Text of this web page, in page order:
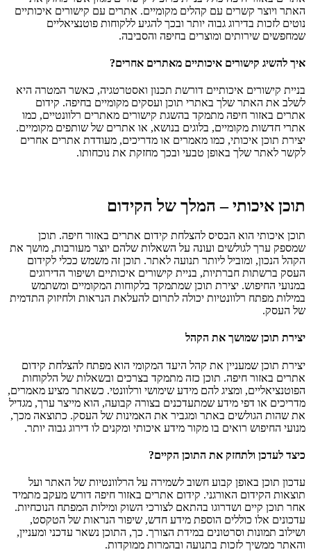
האתר ויוצר קשרים עם קהלים מקומיים. אתרים עם קישורים איכותיים
נוטים לזכות בדירוג גבוה יותר ובכך להגיע ללקוחות פוטנציאליים
שמחפשים שירותים ומוצרים בחיפה והסביבה.
איך להשיג קישורים איכותיים מאתרים אחרים?
בניית קישורים איכותיים דורשת תכנון ואסטרטגיה, כאשר המטרה היא
לשלב את האתר שלך באתרי תוכן ועסקים מקומיים בחיפה. קידום
אתרים באזור חיפה מתמקד בהשגת קישורים מאתרים רלוונטיים, כמו
אתרי חדשות מקומיים, בלוגים בנושא, או אתרים של שותפים מקומיים.
יצירת תוכן איכותי, כמו מאמרים או מדריכים, מעודדת אתרים אחרים
לקשר לאתר שלך באופן טבעי ובכך מחזקת את נוכחותו.
תוכן איכותי – המלך של הקידום
תוכן איכותי הוא הבסיס להצלחת קידום אתרים באזור חיפה. תוכן
שמספק ערך לגולשים ועונה על השאלות שלהם יוצר מעורבות, מושך את
הקהל הנכון, ומוביל ליותר תנועה לאתר. תוכן זה משמש ככלי לקידום
העסק ברשתות חברתיות, בניית קישורים איכותיים ושיפור הדירוגים
במנועי החיפוש. יצירת תוכן שמתמקד בלקוחות המקומיים ומשתמש
במילות מפתח רלוונטיות יכולה לתרום להעלאת הנראות ולחיזוק התדמית
של העסק.
יצירת תוכן שמושך את הקהל
יצירת תוכן שמעניין את קהל היעד המקומי הוא מפתח להצלחת קידום
אתרים באזור חיפה. תוכן כזה מתמקד בצרכים ובשאלות של הלקוחות
הפוטנציאליים, ומציג להם מידע שימושי ורלוונטי. כשאתר מציע מאמרים,
מדריכים או דפי מידע שמתעדכנים בצורה קבועה, הוא מייצר ערך, מגדיל
את שהות הגולשים באתר ומגביר את האמינות של העסק. כתוצאה מכך,
מנועי החיפוש רואים בו מקור מידע איכותי ומקנים לו דירוג גבוה יותר.
כיצד לעדכן ולתחזק את התוכן הקיים?
עדכון תוכן באופן קבוע חשוב לשמירה על הרלוונטיות של האתר ועל
תוצאות הקידום האורגני. קידום אתרים באזור חיפה דורש מעקב מתמיד
אחר תוכן קיים ושדרוגו בהתאם לצורכי השוק ומילות המפתח הנוכחיות.
עדכונים אלו כוללים הוספת מידע חדש, שיפור הנראות של הטקסט,
ושילוב תמונות וסרטונים במידת הצורך. כך, התוכן נשאר עדכני ומעניין,
והאתר ממשיך לזכות בתנועה ובהמרות ממוקדות.